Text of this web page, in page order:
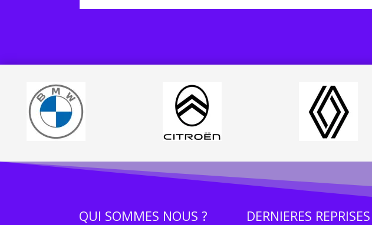
QUI SOMMES NOUS ? DERNIERES REPRISES